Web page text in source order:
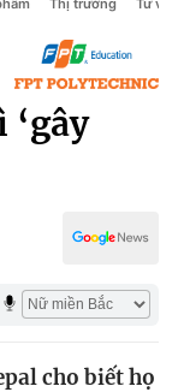
Thị trường Tư vấn
cho biết họ